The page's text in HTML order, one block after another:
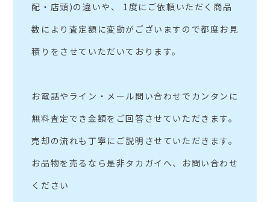
配・店頭)の違いや、 1度にご依頼いただく商品
数により査定額に変動がございますので都度お見
積りをさせていただいております。
お電話やライン・メール問い合わせでカンタンに
無料査定でき金額をご回答させていただきます。
売却の流れも丁寧にご説明させていただきます。
お品物を売るなら是非タカガイへ、お問い合わせ
ください